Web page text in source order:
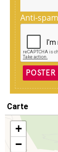
Anti-spam
Carte
+
−